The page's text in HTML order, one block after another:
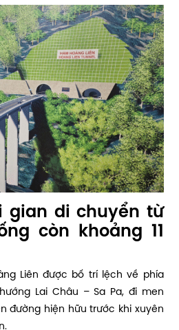
gian di chuyển từ
còn khoảng 11
Liên được bố trí lệch về phía
Lai Châu – Sa Pa, đi men
đường hiện hữu trước khi xuyên